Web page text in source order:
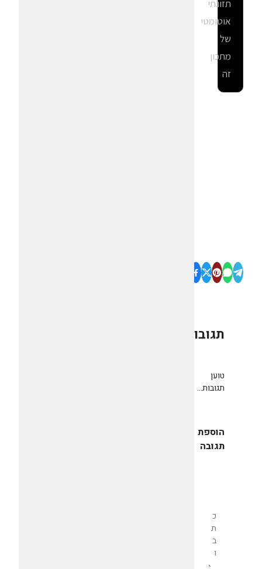
תזונתי
אוטומטי
של
מתכון
זה
תגובות
טוען
תגובות...
הוספת
תגובה